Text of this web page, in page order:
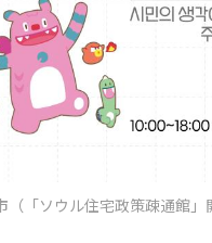
（「ソウル住宅政策疎通館」